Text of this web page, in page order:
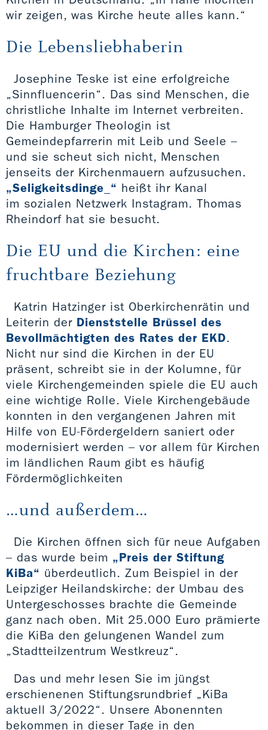
wir zeigen, was Kirche heute alles kann.“
Die Lebensliebhaberin
Josephine Teske ist eine erfolgreiche
„Sinnfluencerin“. Das sind Menschen, die
christliche Inhalte im Internet verbreiten.
Die Hamburger Theologin ist
Gemeindepfarrerin mit Leib und Seele –
und sie scheut sich nicht, Menschen
jenseits der Kirchenmauern aufzusuchen.
„Seligkeitsdinge_“ heißt ihr Kanal
im sozialen Netzwerk Instagram. Thomas
Rheindorf hat sie besucht.
Die EU und die Kirchen: eine
fruchtbare Beziehung
Katrin Hatzinger ist Oberkirchenrätin und
Leiterin der Dienststelle Brüssel des
Bevollmächtigten des Rates der EKD.
Nicht nur sind die Kirchen in der EU
präsent, schreibt sie in der Kolumne, für
viele Kirchengemeinden spiele die EU auch
eine wichtige Rolle. Viele Kirchengebäude
konnten in den vergangenen Jahren mit
Hilfe von EU-Fördergeldern saniert oder
modernisiert werden – vor allem für Kirchen
im ländlichen Raum gibt es häufig
Fördermöglichkeiten
…und außerdem…
Die Kirchen öffnen sich für neue Aufgaben
– das wurde beim „Preis der Stiftung
KiBa“ überdeutlich. Zum Beispiel in der
Leipziger Heilandskirche: der Umbau des
Untergeschosses brachte die Gemeinde
ganz nach oben. Mit 25.000 Euro prämierte
die KiBa den gelungenen Wandel zum
„Stadtteilzentrum Westkreuz“.
Das und mehr lesen Sie im jüngst
erschienenen Stiftungsrundbrief „KiBa
aktuell 3/2022“. Unsere Abonennten
bekommen in dieser Tage in den